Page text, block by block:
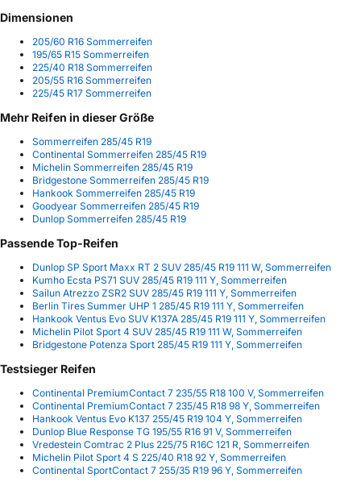
Dimensionen
205/60 R16 Sommerreifen
195/65 R15 Sommerreifen
225/40 R18 Sommerreifen
205/55 R16 Sommerreifen
225/45 R17 Sommerreifen
Mehr Reifen in dieser Größe
Sommerreifen 285/45 R19
Continental Sommerreifen 285/45 R19
Michelin Sommerreifen 285/45 R19
Bridgestone Sommerreifen 285/45 R19
Hankook Sommerreifen 285/45 R19
Goodyear Sommerreifen 285/45 R19
Dunlop Sommerreifen 285/45 R19
Passende Top-Reifen
Dunlop SP Sport Maxx RT 2 SUV 285/45 R19 111 W, Sommerreifen
Kumho Ecsta PS71 SUV 285/45 R19 111 Y, Sommerreifen
Sailun Atrezzo ZSR2 SUV 285/45 R19 111 Y, Sommerreifen
Berlin Tires Summer UHP 1 285/45 R19 111 Y, Sommerreifen
Hankook Ventus Evo SUV K137A 285/45 R19 111 Y, Sommerreifen
Michelin Pilot Sport 4 SUV 285/45 R19 111 W, Sommerreifen
Bridgestone Potenza Sport 285/45 R19 111 Y, Sommerreifen
Testsieger Reifen
Continental PremiumContact 7 235/55 R18 100 V, Sommerreifen
Continental PremiumContact 7 235/45 R18 98 Y, Sommerreifen
Hankook Ventus Evo K137 255/45 R19 104 Y, Sommerreifen
Dunlop Blue Response TG 195/55 R16 91 V, Sommerreifen
Vredestein Comtrac 2 Plus 225/75 R16C 121 R, Sommerreifen
Michelin Pilot Sport 4 S 225/40 R18 92 Y, Sommerreifen
Continental SportContact 7 255/35 R19 96 Y, Sommerreifen